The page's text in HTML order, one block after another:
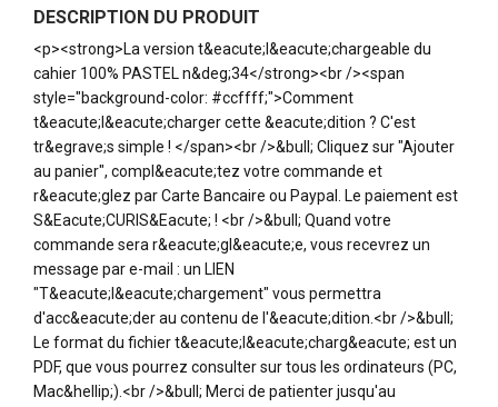
DESCRIPTION DU PRODUIT
<p><strong>La version t&eacute;l&eacute;chargeable du
cahier 100% PASTEL n&deg;34</strong><br /><span
style="background-color: #ccffff;">Comment
t&eacute;l&eacute;charger cette &eacute;dition ? C'est
tr&egrave;s simple ! </span><br />&bull; Cliquez sur "Ajouter
au panier", compl&eacute;tez votre commande et
r&eacute;glez par Carte Bancaire ou Paypal. Le paiement est
S&Eacute;CURIS&Eacute; ! <br />&bull; Quand votre
commande sera r&eacute;gl&eacute;e, vous recevrez un
message par e-mail : un LIEN
"T&eacute;l&eacute;chargement" vous permettra
d'acc&eacute;der au contenu de l'&eacute;dition.<br />&bull;
Le format du fichier t&eacute;l&eacute;charg&eacute; est un
PDF, que vous pourrez consulter sur tous les ordinateurs (PC,
Mac&hellip;).<br />&bull; Merci de patienter jusqu'au